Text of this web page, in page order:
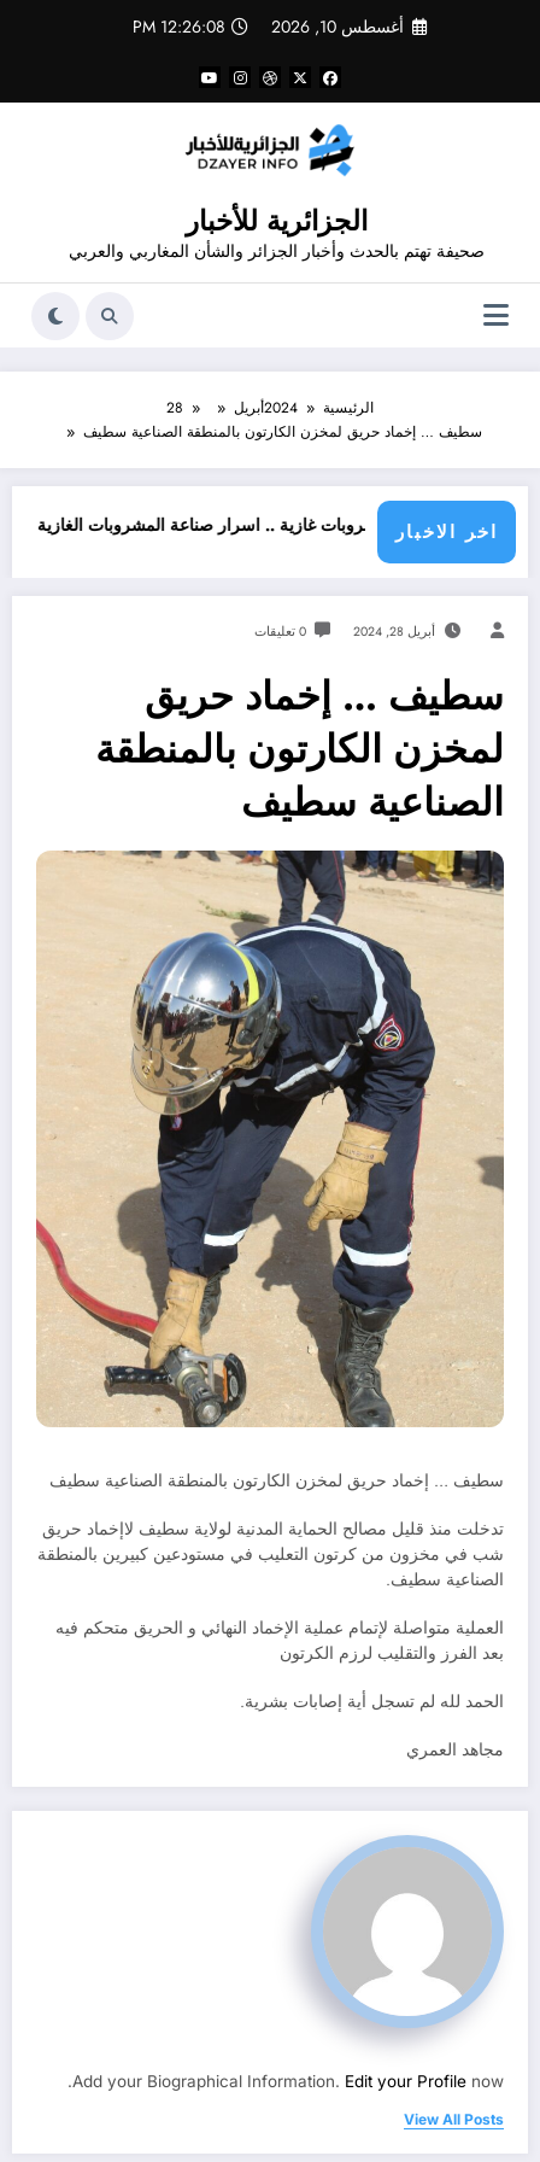
أغسطس 10, 2026 12:26:09 PM
الجزائرية للأخبار
صحيفة تهتم بالحدث وأخبار الجزائر والشأن المغاربي والعربي
الرئيسية 2024أبريل
28
سطيف … إخماد حريق لمخزن الكارتون بالمنطقة الصناعية سطيف
اخر الاخبار
من مشروبات غازية .. اسرار صناعة المشروبات الغازية قانون المشروبات و
أبريل 28, 2024 0 تعليقات
سطيف … إخماد حريق
لمخزن الكارتون بالمنطقة
الصناعية سطيف
سطيف … إخماد حريق لمخزن الكارتون بالمنطقة الصناعية سطيف
تدخلت منذ قليل مصالح الحماية المدنية لولاية سطيف لاإخماد حريق
شب في مخزون من كرتون التعليب في مستودعين كبيرين بالمنطقة
الصناعية سطيف.
العملية متواصلة لإتمام عملية الإخماد النهائي و الحريق متحكم فيه
بعد الفرز والتقليب لرزم الكرتون
الحمد لله لم تسجل أية إصابات بشرية.
مجاهد العمري
Add your Biographical Information. Edit your Profile now.
View All Posts